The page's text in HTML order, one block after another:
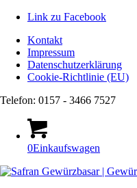
Link zu Facebook
Kontakt
Impressum
Datenschutzerklärung
Cookie-Richtlinie (EU)
Telefon: 0157 - 3466 7527
0Einkaufswagen